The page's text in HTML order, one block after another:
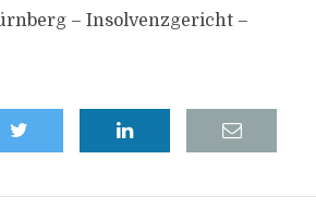
– Insolvenzgericht –